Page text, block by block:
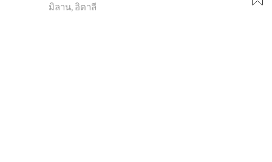
มิลาน, อิตาลี